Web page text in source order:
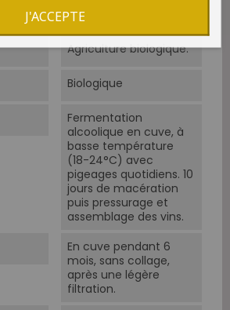
plantée en 2014.
Agriculture biologique.
Biologique
Fermentation
alcoolique en cuve, à
basse température
(18-24°C) avec
pigeages quotidiens. 10
jours de macération
puis pressurage et
assemblage des vins.
En cuve pendant 6
mois, sans collage,
après une légère
filtration.
J'ACCEPTE